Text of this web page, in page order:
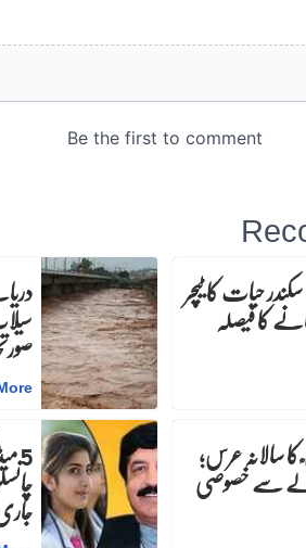
حیات کا ٹیچر
کا فیصلہ
سالانہ عرس;
سے خصوصی 5